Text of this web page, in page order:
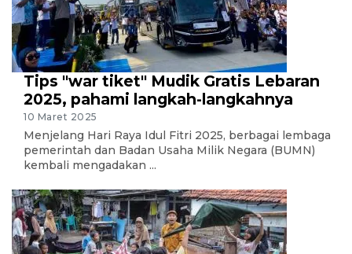
Tips "war tiket" Mudik Gratis Lebaran
2025, pahami langkah-langkahnya
10 Maret 2025
Menjelang Hari Raya Idul Fitri 2025, berbagai lembaga
pemerintah dan Badan Usaha Milik Negara (BUMN)
kembali mengadakan ...